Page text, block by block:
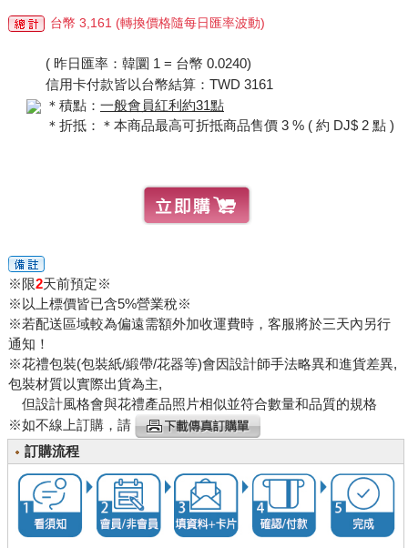
台幣 3,161 (轉換價格隨每日匯率波動)
( 昨日匯率：韓圜 1 = 台幣 0.0240)
信用卡付款皆以台幣結算：TWD 3161
＊積點： 一般會員紅利約31點
＊折抵：＊本商品最高可折抵商品售價 3 % ( 約 DJ$ 2 點 )
※限2天前預定※
※以上標價皆已含5%營業稅※
※若配送區域較為偏遠需額外加收運費時，客服將於三天內另行
通知！
※花禮包裝(包裝紙/緞帶/花器等)會因設計師手法略異和進貨差異,
包裝材質以實際出貨為主,
但設計風格會與花禮產品照片相似並符合數量和品質的規格
※如不線上訂購，請
訂購流程